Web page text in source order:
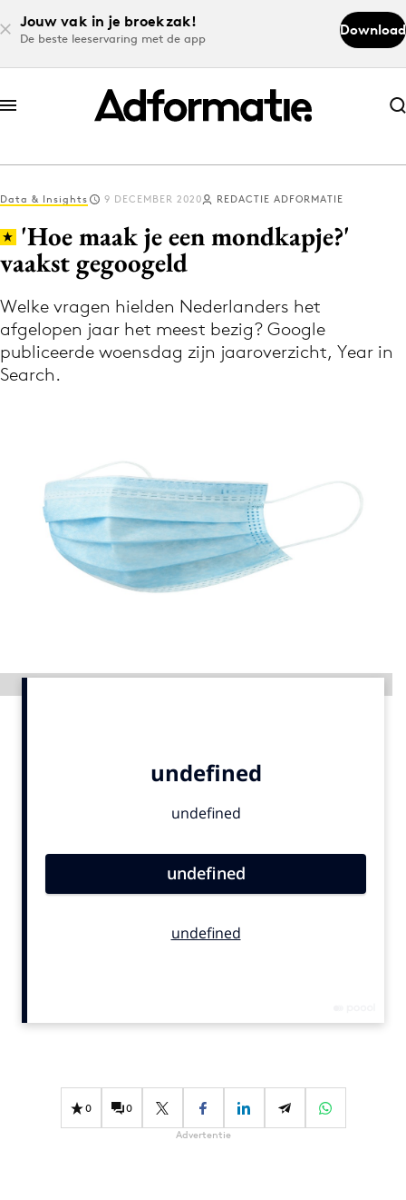
Jouw vak in je broekzak!
De beste leeservaring met de app
Download
Abonneer nu
Abonneer nu
Log in
Download de app
Volg het laatste nieuws via de Adformatie
Nieuws app
Menu
9 sept: GenAI-training
12 nov: MarketingLive!
Vacatures
Campagnes
Design
Effectiviteit
Gedragsverandering
Data & Insights 9 DECEMBER 2020 REDACTIE ADFORMATIE
'Hoe maak je een mondkapje?'
vaakst gegoogeld
Welke vragen hielden Nederlanders het
afgelopen jaar het meest bezig? Google
publiceerde woensdag zijn jaaroverzicht, Year in
Search.
0 0
Advertentie